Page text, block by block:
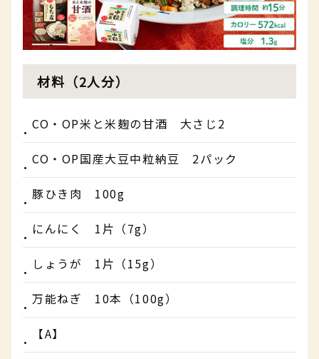
材料（2人分）
CO・OP米と米麹の甘酒 大さじ2
CO・OP国産大豆中粒納豆 2パック
豚ひき肉 100g
にんにく 1片（7g）
しょうが 1片（15g）
万能ねぎ 10本（100g）
【A】